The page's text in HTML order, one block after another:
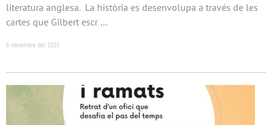
literatura anglesa. La història es desenvolupa a través de les
cartes que Gilbert escr …
6 novembre del 2025